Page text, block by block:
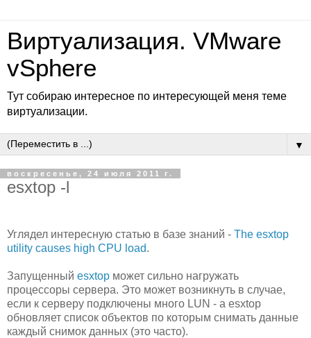
Виртуализация. VMware
vSphere
Тут собираю интересное по интересующей меня теме
виртуализации.
▼
воскресенье, 24 июля 2011 г.
esxtop -l
Углядел интересную статью в базе знаний - The esxtop
utility causes high CPU load.
Запущенный esxtop может сильно нагружать
процессоры сервера. Это может возникнуть в случае,
если к серверу подключены много LUN - а esxtop
обновляет список объектов по которым снимать данные
каждый снимок данных (это часто).